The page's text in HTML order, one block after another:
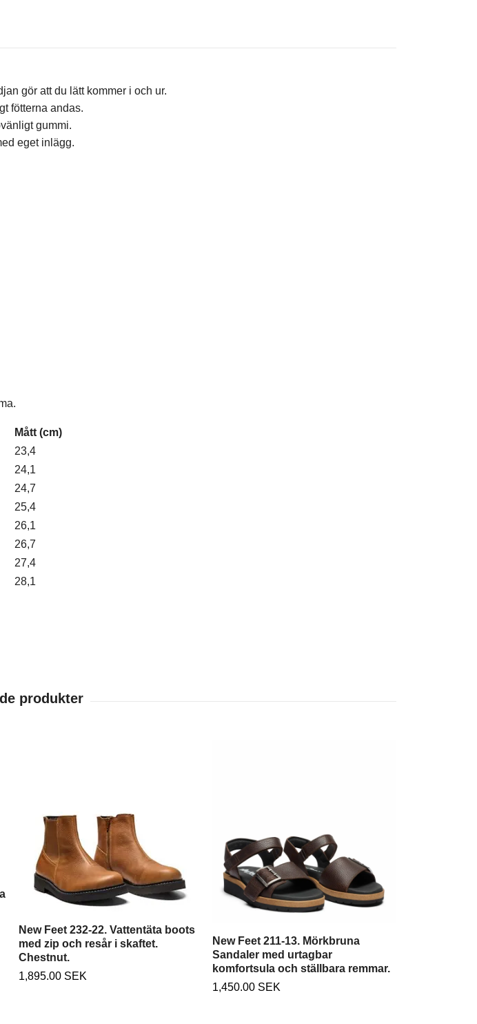
gör att du lätt kommer i och ur.
fötterna andas.
gummi.
eget inlägg.
Mått (cm)
23,4
24,1
24,7
25,4
26,1
26,7
27,4
28,1
New Feet 232-22. Vattentäta boots
med zip och resår i skaftet.
Chestnut.
1,895.00 SEK
New Feet 211-13. Mörkbruna
Sandaler med urtagbar
komfortsula och ställbara remmar.
1,450.00 SEK